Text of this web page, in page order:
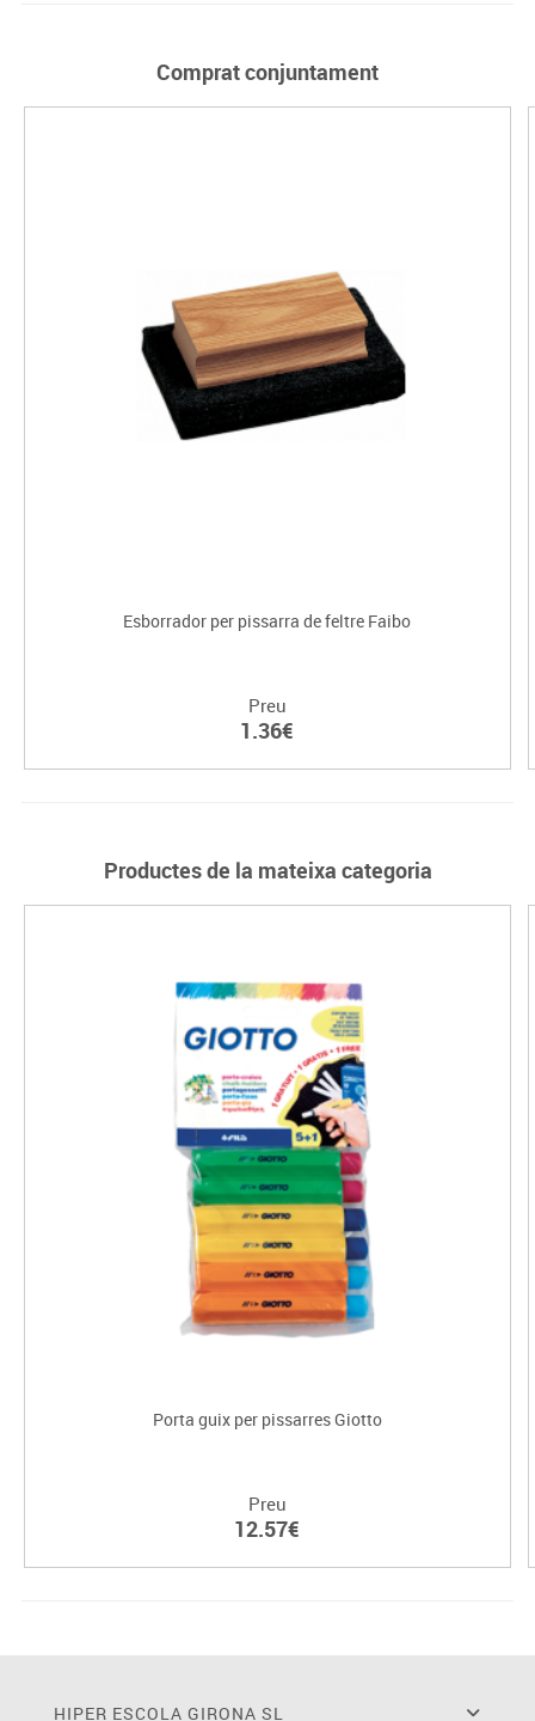
Comprat conjuntament
Esborrador per pissarra de feltre Faibo
Preu
1.36€
Productes de la mateixa categoria
Porta guix per pissarres Giotto
Preu
12.57€
HIPER ESCOLA GIRONA SL